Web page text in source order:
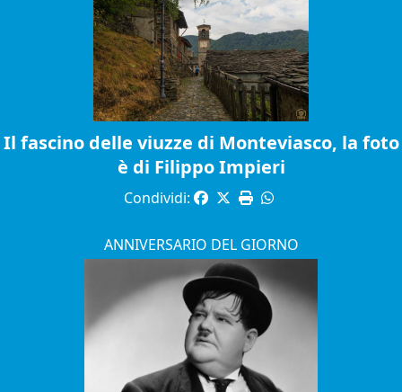
Il fascino delle viuzze di Monteviasco, la foto
è di Filippo Impieri
Condividi:
ANNIVERSARIO DEL GIORNO